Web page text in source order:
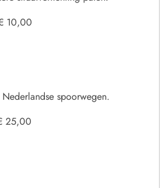
10,00
spoorwegen.
25,00